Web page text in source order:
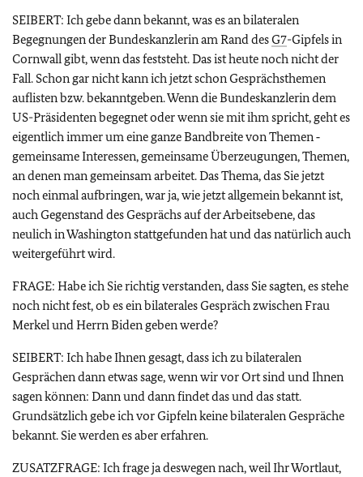
SEIBERT: Ich gebe dann bekannt, was es an bilateralen
Begegnungen der Bundeskanzlerin am Rand desG7-Gipfels in
Cornwall gibt, wenn das feststeht. Das ist heute noch nicht der
Fall. Schon gar nicht kann ich jetzt schon Gesprächsthemen
auflisten bzw. bekanntgeben. Wenn die Bundeskanzlerin dem
US-Präsidenten begegnet oder wenn sie mit ihm spricht, geht es
eigentlich immer um eine ganze Bandbreite von Themen ‑
gemeinsame Interessen, gemeinsame Überzeugungen, Themen,
an denen man gemeinsam arbeitet. Das Thema, das Sie jetzt
noch einmal aufbringen, war ja, wie jetzt allgemein bekannt ist,
auch Gegenstand des Gesprächs auf der Arbeitsebene, das
neulich in Washington stattgefunden hat und das natürlich auch
weitergeführt wird.
FRAGE: Habe ich Sie richtig verstanden, dass Sie sagten, es stehe
noch nicht fest, ob es ein bilaterales Gespräch zwischen Frau
Merkel und Herrn Biden geben werde?
SEIBERT: Ich habe Ihnen gesagt, dass ich zu bilateralen
Gesprächen dann etwas sage, wenn wir vor Ort sind und Ihnen
sagen können: Dann und dann findet das und das statt.
Grundsätzlich gebe ich vor Gipfeln keine bilateralen Gespräche
bekannt. Sie werden es aber erfahren.
ZUSATZFRAGE: Ich frage ja deswegen nach, weil Ihr Wortlaut,